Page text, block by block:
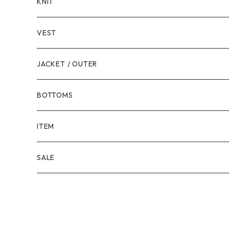
VEST
JACKET / OUTER
BOTTOMS
SHORTS
PANTS
ITEM
SALE